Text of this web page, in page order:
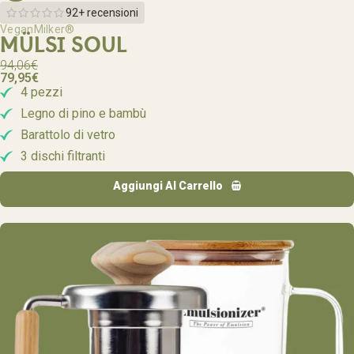
92+ recensioni
VeganMilker®
MÜLSI SOUL
94,06€
79,95€
4 pezzi
Legno di pino e bambù
Barattolo di vetro
3 dischi filtranti
Aggiungi Al Carrello